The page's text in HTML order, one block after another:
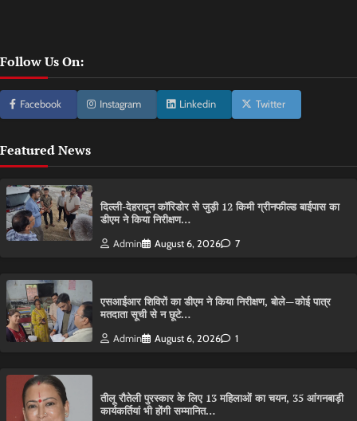
Follow Us On:
Facebook Instagram Linkedin Twitter
Featured News
दिल्ली-देहरादून कॉरिडोर से जुड़ी 12 किमी ग्रीनफील्ड बाईपास का
डीएम ने किया निरीक्षण…
Admin August 6, 2026 7
एसआईआर शिविरों का डीएम ने किया निरीक्षण, बोले—कोई पात्र
मतदाता सूची से न छूटे…
Admin August 6, 2026 1
तीलू रौतेली पुरस्कार के लिए 13 महिलाओं का चयन, 35 आंगनबाड़ी
कार्यकर्तियां भी होंगी सम्मानित…